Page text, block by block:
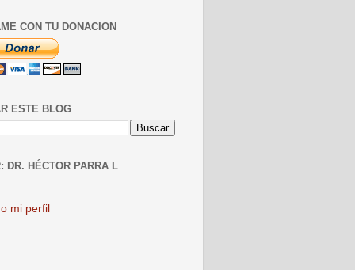
CON TU DONACION
ESTE BLOG
DR. HÉCTOR PARRA L
mi perfil